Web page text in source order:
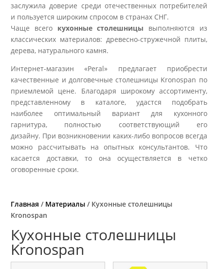
заслужила доверие среди отечественных потребителей
и пользуется широким спросом в странах СНГ.
Чаще всего кухонные столешницы выполняются из
классических материалов: древесно-стружечной плиты,
дерева, натурального камня.
Интернет-магазин «Peral» предлагает приобрести
качественные и долговечные столешницы Kronospan по
приемлемой цене. Благодаря широкому ассортименту,
представленному в каталоге, удастся подобрать
наиболее оптимальный вариант для кухонного
гарнитура, полностью соответствующий его
дизайну. При возникновении каких-либо вопросов всегда
можно рассчитывать на опытных консультантов. Что
касается доставки, то она осуществляется в четко
оговоренные сроки.
Главная / Материалы / Кухонные столешницы
Kronospan
Кухонные столешницы
Kronospan